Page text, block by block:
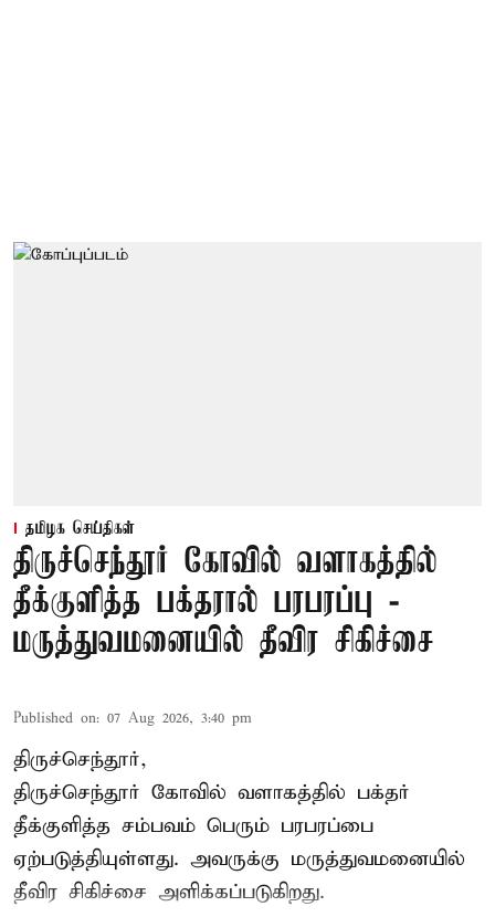
தமிழக செய்திகள்
திருச்செந்தூர் கோவில் வளாகத்தில்
தீக்குளித்த பக்தரால் பரபரப்பு -
மருத்துவமனையில் தீவிர சிகிச்சை
Published on: 07 Aug 2026, 3:40 pm
திருச்செந்தூர்,
திருச்செந்தூர் கோவில் வளாகத்தில் பக்தர்
தீக்குளித்த சம்பவம் பெரும் பரபரப்பை
ஏற்படுத்தியுள்ளது. அவருக்கு மருத்துவமனையில்
தீவிர சிகிச்சை அளிக்கப்படுகிறது.